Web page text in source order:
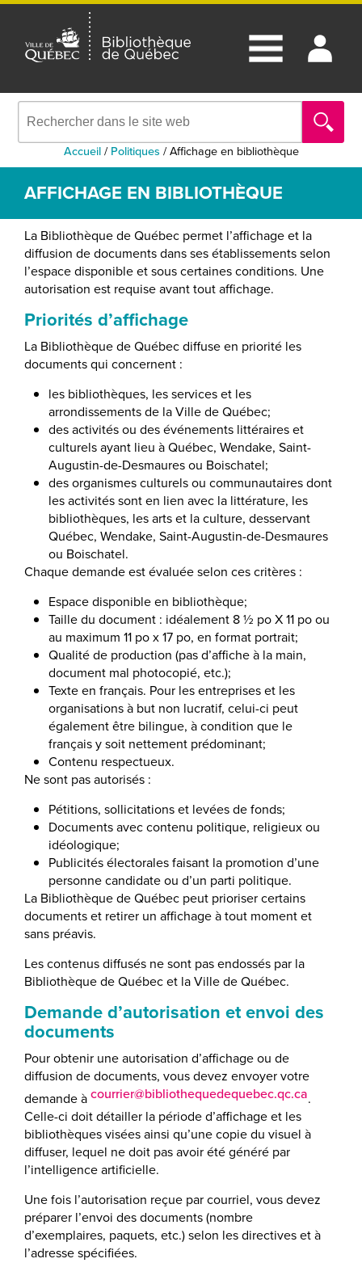
Accueil/ Politiques /Affichage en bibliothèque
AFFICHAGE EN BIBLIOTHÈQUE
La Bibliothèque de Québec permet l’affichage et la
diffusion de documents dans ses établissements selon
l’espace disponible et sous certaines conditions. Une
autorisation est requise avant tout affichage.
Priorités d’affichage
La Bibliothèque de Québec diffuse en priorité les
documents qui concernent :
les bibliothèques, les services et les
arrondissements de la Ville de Québec;
des activités ou des événements littéraires et
culturels ayant lieu à Québec, Wendake, Saint-
Augustin-de-Desmaures ou Boischatel;
des organismes culturels ou communautaires dont
les activités sont en lien avec la littérature, les
bibliothèques, les arts et la culture, desservant
Québec, Wendake, Saint-Augustin-de-Desmaures
ou Boischatel.
Chaque demande est évaluée selon ces critères :
Espace disponible en bibliothèque;
Taille du document : idéalement 8 ½ po X 11 po ou
au maximum 11 po x 17 po, en format portrait;
Qualité de production (pas d’affiche à la main,
document mal photocopié, etc.);
Texte en français. Pour les entreprises et les
organisations à but non lucratif, celui-ci peut
également être bilingue, à condition que le
français y soit nettement prédominant;
Contenu respectueux.
Ne sont pas autorisés :
Pétitions, sollicitations et levées de fonds;
Documents avec contenu politique, religieux ou
idéologique;
Publicités électorales faisant la promotion d’une
personne candidate ou d’un parti politique.
La Bibliothèque de Québec peut prioriser certains
documents et retirer un affichage à tout moment et
sans préavis.
Les contenus diffusés ne sont pas endossés par la
Bibliothèque de Québec et la Ville de Québec.
Demande d’autorisation et envoi des
documents
Pour obtenir une autorisation d’affichage ou de
diffusion de documents, vous devez envoyer votre
demande àcourrier@bibliothequedequebec.qc.ca.
Celle-ci doit détailler la période d’affichage et les
bibliothèques visées ainsi qu’une copie du visuel à
diffuser, lequel ne doit pas avoir été généré par
l’intelligence artificielle.
Une fois l’autorisation reçue par courriel, vous devez
préparer l’envoi des documents (nombre
d’exemplaires, paquets, etc.) selon les directives et à
l’adresse spécifiées.